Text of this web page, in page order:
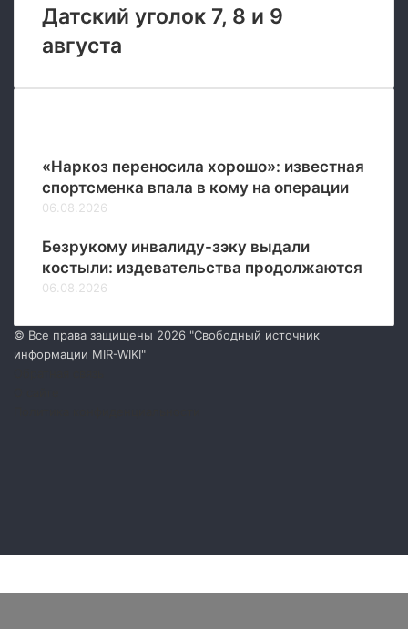
Датский уголок 7, 8 и 9
августа
«Наркоз переносила хорошо»: известная
спортсменка впала в кому на операции
06.08.2026
Безрукому инвалиду-зэку выдали
костыли: издевательства продолжаются
06.08.2026
© Все права защищены 2026 "Свободный источник
информации MIR-WIKI"